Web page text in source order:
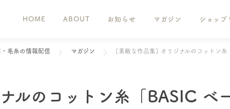
HOME ABOUT お知らせ マガジン ショップ
毛糸の情報配信 マガジン [素敵な作品集] オリジナルのコットン糸
ルのコットン糸「BASIC ベ